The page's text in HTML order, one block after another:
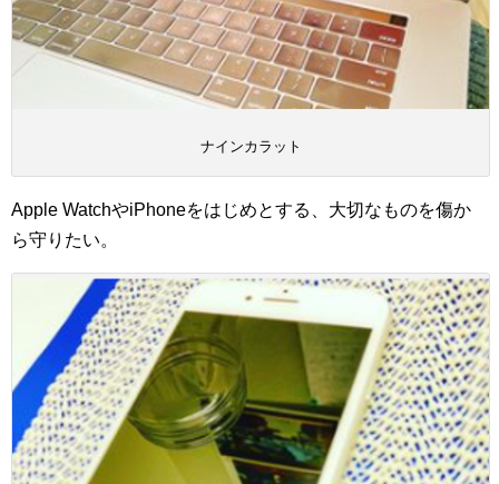
ナインカラット
Apple WatchやiPhoneをはじめとする、大切なものを傷か
ら守りたい。